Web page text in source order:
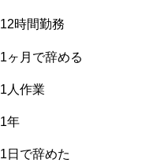
12時間勤務
1ヶ月で辞める
1人作業
1年
1日で辞めた